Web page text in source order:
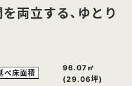
両立する、ゆとり
べ床面積
96.07㎡
(29.06坪)